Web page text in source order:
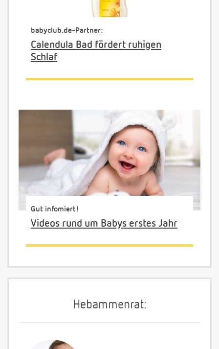
babyclub.de-Partner:
Calendula Bad fördert ruhigen
Schlaf
Gut infomiert!
Videos rund um Babys erstes Jahr
Hebammenrat: